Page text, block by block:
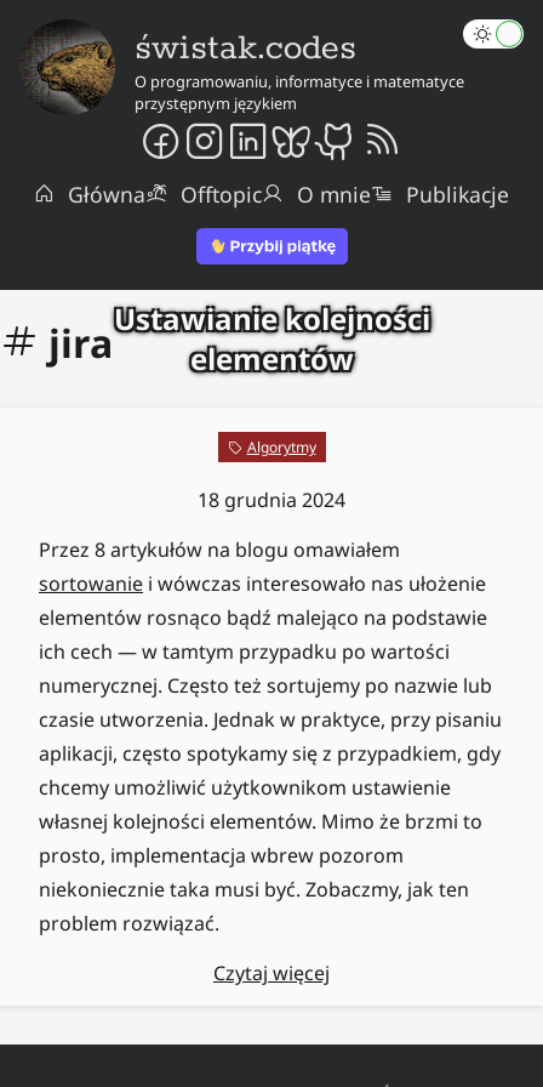
świstak.codes
O programowaniu, informatyce i matematyce
przystępnym językiem
Główna Offtopic O mnie Publikacje
jiraUstawianie kolejności
elementów
Algorytmy
18 grudnia 2024
Przez 8 artykułów na blogu omawiałem
sortowanie i wówczas interesowało nas ułożenie
elementów rosnąco bądź malejąco na podstawie
ich cech — w tamtym przypadku po wartości
numerycznej. Często też sortujemy po nazwie lub
czasie utworzenia. Jednak w praktyce, przy pisaniu
aplikacji, często spotykamy się z przypadkiem, gdy
chcemy umożliwić użytkownikom ustawienie
własnej kolejności elementów. Mimo że brzmi to
prosto, implementacja wbrew pozorom
niekoniecznie taka musi być. Zobaczmy, jak ten
problem rozwiązać.
Czytaj więcej